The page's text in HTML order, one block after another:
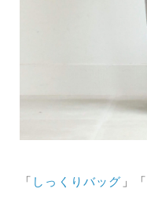
「 しっくりバッグ 」「